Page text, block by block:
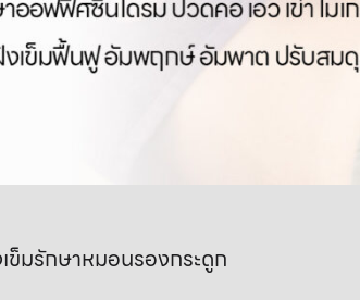
ข็มรักษาหมอนรองกระดูก